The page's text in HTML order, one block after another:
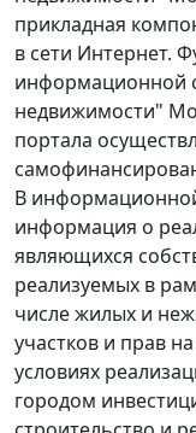
прикладная
в сети Интернет.
информационной
недвижимости"
портала
В
информация о
являющихся
реализуемых в
числе жилых и
участков и прав
условиях
городом